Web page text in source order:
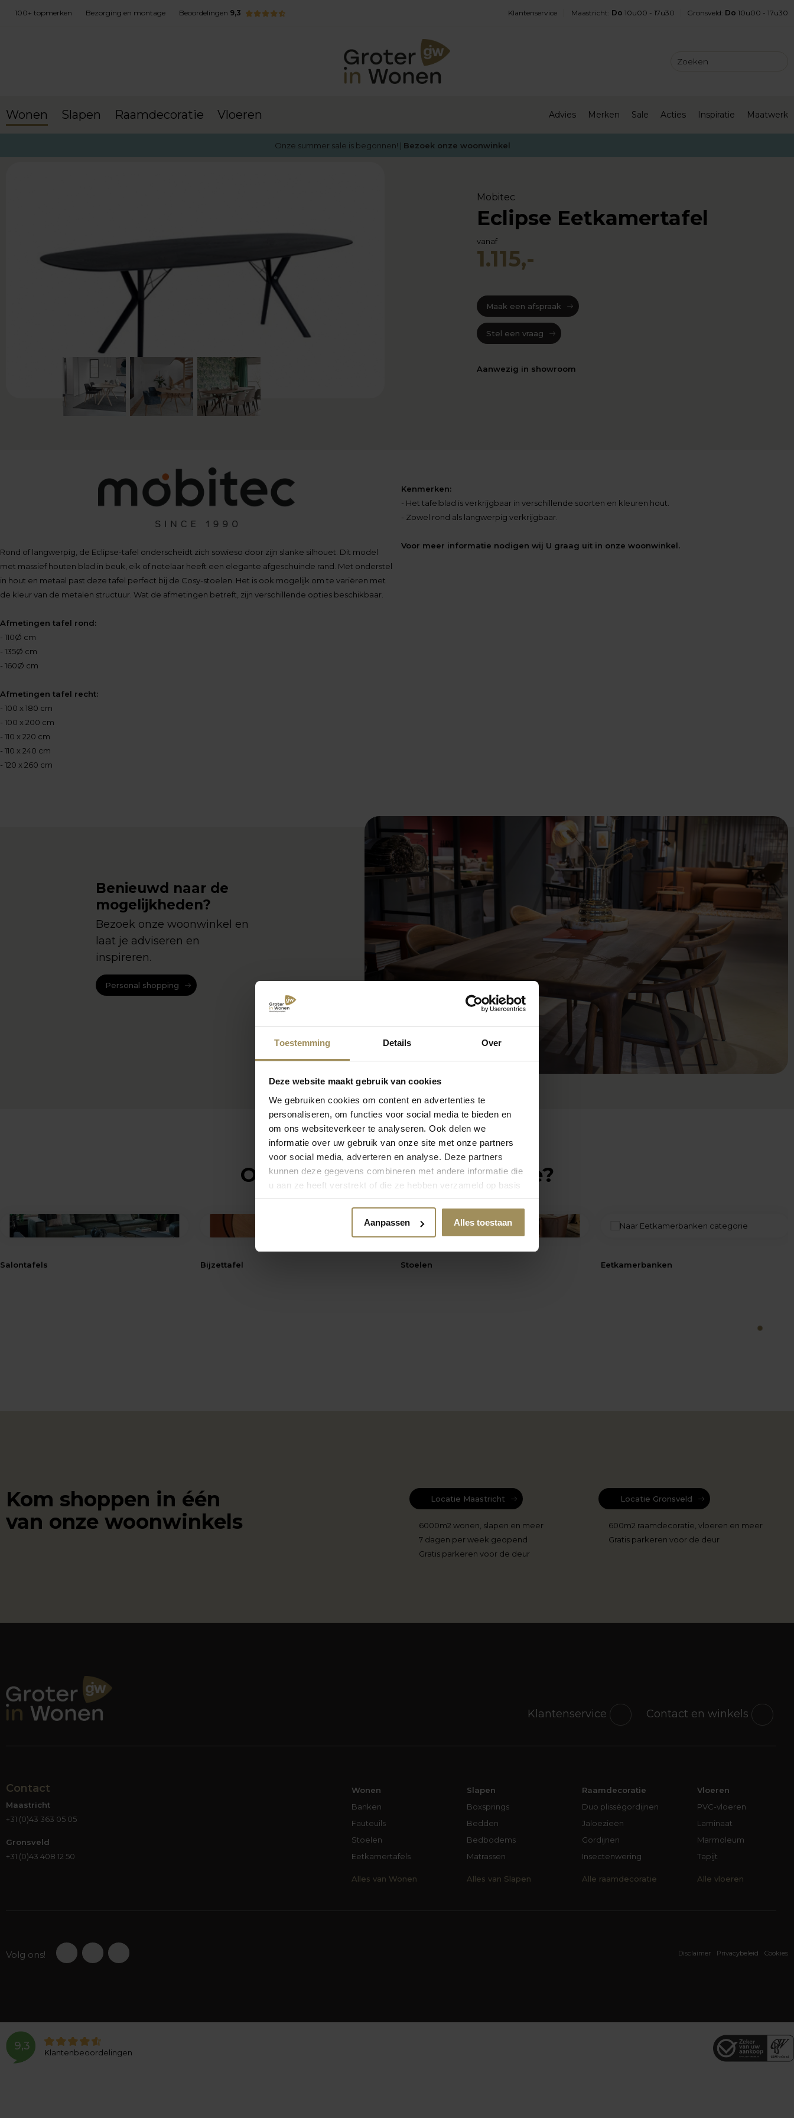
Toestemming Details Over
Deze website maakt gebruik van cookies
We gebruiken cookies om content en advertenties te
personaliseren, om functies voor social media te bieden en
om ons websiteverkeer te analyseren. Ook delen we
informatie over uw gebruik van onze site met onze partners
voor social media, adverteren en analyse. Deze partners
kunnen deze gegevens combineren met andere informatie die
u aan ze heeft verstrekt of die ze hebben verzameld op basis
van uw gebruik van hun services.
Aanpassen Alles toestaan
100+ topmerken Bezorging en montage Beoordelingen 9,3 Klantenservice Maastricht: Do 10u00 - 17u30 Gronsveld: Do 10u00 - 17u30
Wonen Slapen Raamdecoratie Vloeren Advies Merken Sale Acties Inspiratie Maatwerk
Onze summer sale is begonnen! | Bezoek onze woonwinkel
terug naar Wonen Eetkamertafels
Mobitec
Eclipse Eetkamertafel
vanaf
1.115,-
Maak een afspraak
Stel een vraag
Aanwezig in showroom
Rond of langwerpig, de Eclipse-tafel onderscheidt zich sowieso door zijn slanke silhouet. Dit model
met massief houten blad in beuk, eik of notelaar heeft een elegante afgeschuinde rand. Met onderstel
in hout en metaal past deze tafel perfect bij de Cosy-stoelen. Het is ook mogelijk om te variëren met
de kleur van de metalen structuur. Wat de afmetingen betreft, zijn verschillende opties beschikbaar.
Afmetingen tafel rond:
- 110Ø cm
- 135Ø cm
- 160Ø cm
Afmetingen tafel recht:
- 100 x 180 cm
- 100 x 200 cm
- 110 x 220 cm
- 110 x 240 cm
- 120 x 260 cm
Kenmerken:
- Het tafelblad is verkrijgbaar in verschillende soorten en kleuren hout.
- Zowel rond als langwerpig verkrijgbaar.
Voor meer informatie nodigen wij U graag uit in onze woonwinkel.
Benieuwd naar de
mogelijkheden?
Bezoek onze woonwinkel en
laat je adviseren en
inspireren.
Personal shopping
Op zoek naar meer inspiratie?
Salontafels Bijzettafel Stoelen Eetkamerbanken
1
Kom shoppen in één
van onze woonwinkels
Locatie Maastricht
6000m2 wonen, slapen en meer
7 dagen per week geopend
Gratis parkeren voor de deur
Locatie Gronsveld
600m2 raamdecoratie, vloeren en meer
Gratis parkeren voor de deur
Contact en winkels
Klantenservice
Contact
Maastricht
+31 (0)43 363 05 05
Gronsveld
+31 (0)43 408 12 50
Wonen
Banken
Fauteuils
Stoelen
Eetkamertafels
Alles van Wonen
Slapen
Boxsprings
Bedden
Bedbodems
Matrassen
Alles van Slapen
Raamdecoratie
Duo plisségordijnen
Jaloezieën
Gordijnen
Insectenwering
Alle raamdecoratie
Vloeren
PVC-vloeren
Laminaat
Marmoleum
Tapijt
Alle vloeren
Volg ons! Disclaimer Privacybeleid Cookies
9,3
Klantenbeoordelingen